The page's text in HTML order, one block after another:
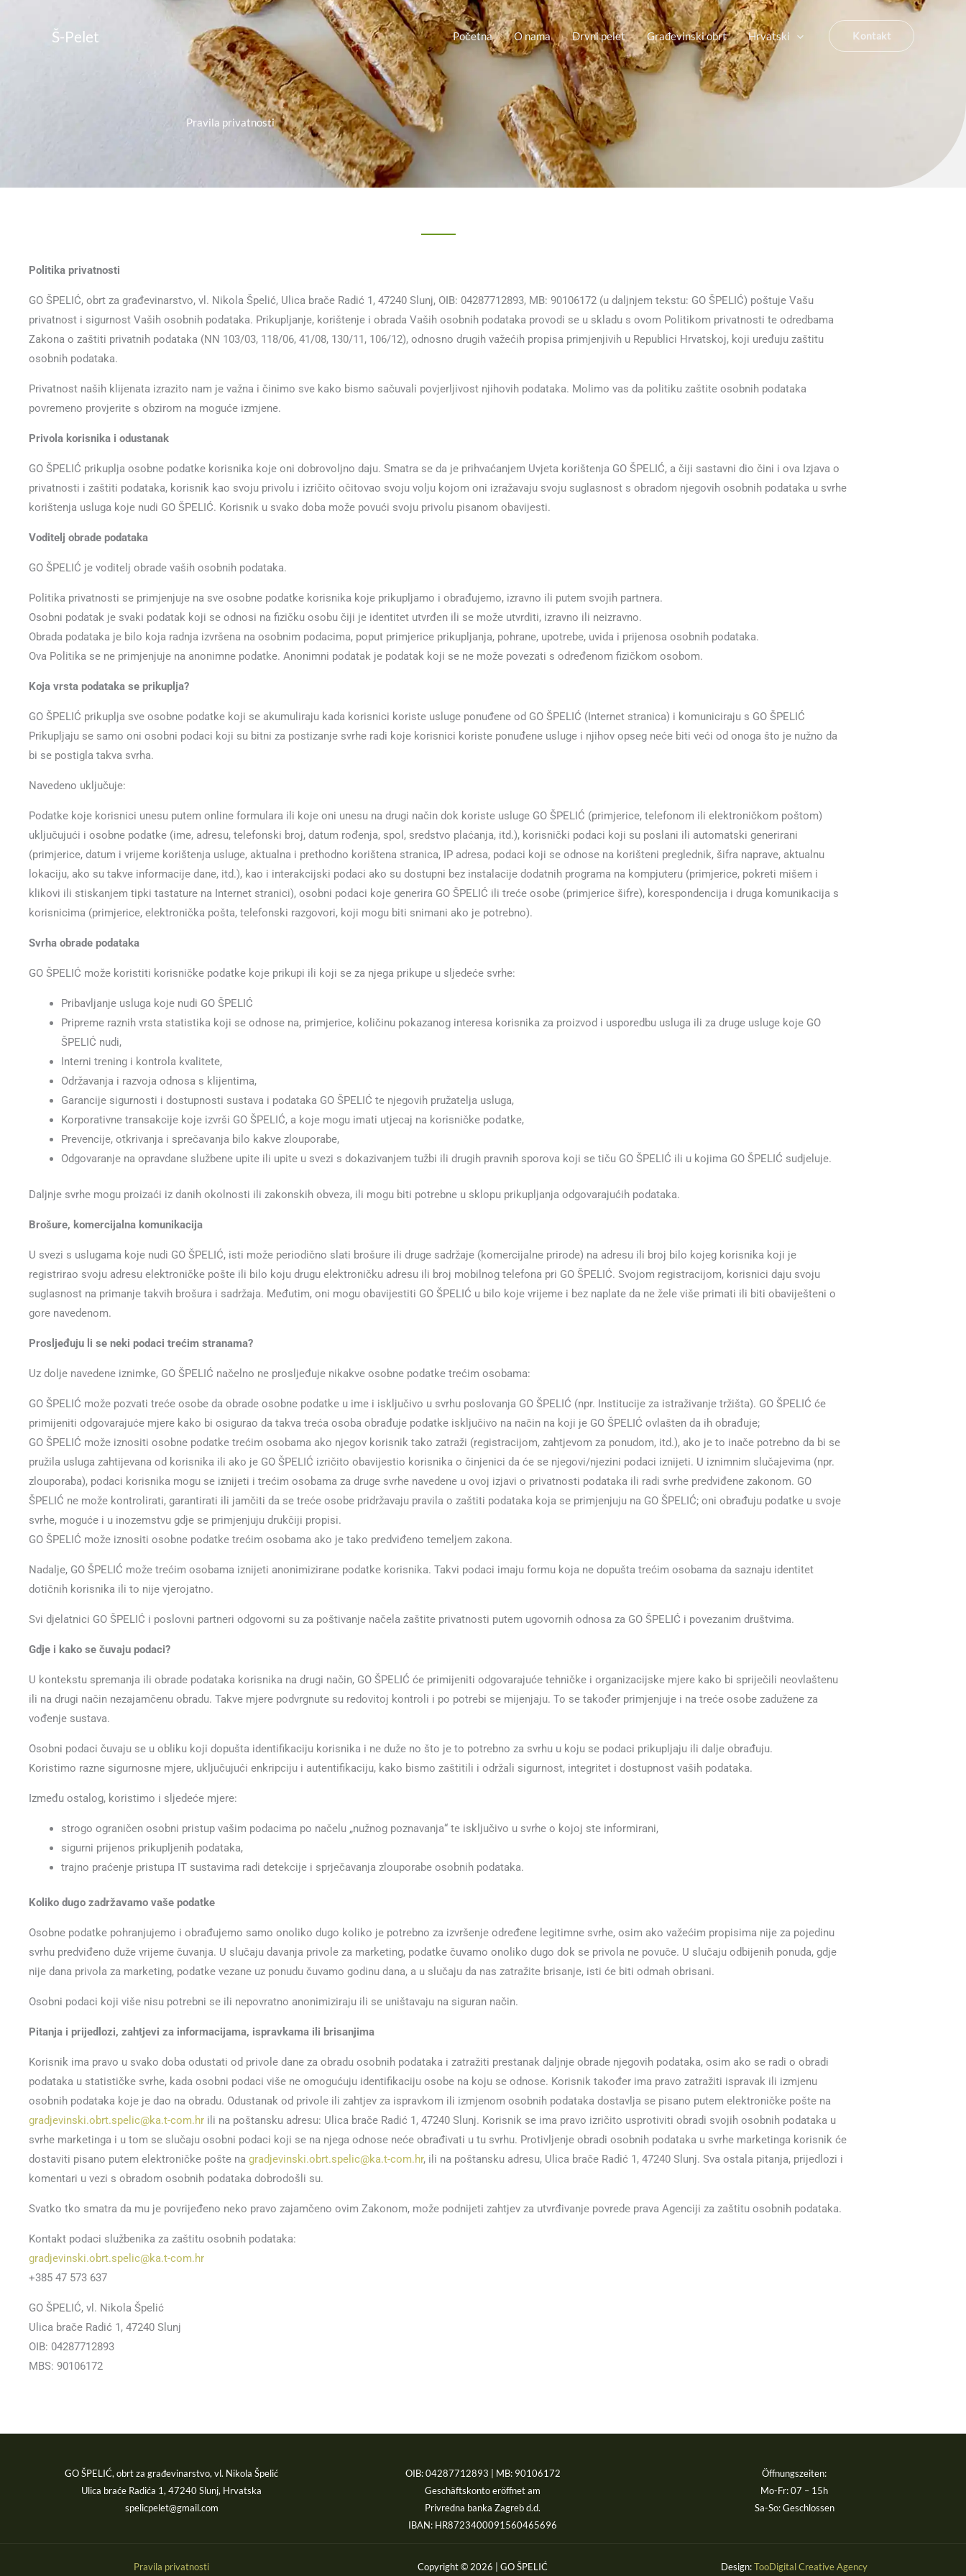
Š-Pelet Početna O nama Drvni pelet Građevinski obrt Hrvatski Kontakt
Pravila privatnosti
Politika privatnosti
GO ŠPELIĆ, obrt za građevinarstvo, vl. Nikola Špelić, Ulica brače Radić 1, 47240 Slunj, OIB: 04287712893, MB: 90106172 (u daljnjem tekstu: GO ŠPELIĆ) poštuje Vašu
privatnost i sigurnost Vaših osobnih podataka. Prikupljanje, korištenje i obrada Vaših osobnih podataka provodi se u skladu s ovom Politikom privatnosti te odredbama
Zakona o zaštiti privatnih podataka (NN 103/03, 118/06, 41/08, 130/11, 106/12), odnosno drugih važećih propisa primjenjivih u Republici Hrvatskoj, koji uređuju zaštitu
osobnih podataka.
Privatnost naših klijenata izrazito nam je važna i činimo sve kako bismo sačuvali povjerljivost njihovih podataka. Molimo vas da politiku zaštite osobnih podataka
povremeno provjerite s obzirom na moguće izmjene.
Privola korisnika i odustanak
GO ŠPELIĆ prikuplja osobne podatke korisnika koje oni dobrovoljno daju. Smatra se da je prihvaćanjem Uvjeta korištenja GO ŠPELIĆ, a čiji sastavni dio čini i ova Izjava o
privatnosti i zaštiti podataka, korisnik kao svoju privolu i izričito očitovao svoju volju kojom oni izražavaju svoju suglasnost s obradom njegovih osobnih podataka u svrhe
korištenja usluga koje nudi GO ŠPELIĆ. Korisnik u svako doba može povući svoju privolu pisanom obavijesti.
Voditelj obrade podataka
GO ŠPELIĆ je voditelj obrade vaših osobnih podataka.
Politika privatnosti se primjenjuje na sve osobne podatke korisnika koje prikupljamo i obrađujemo, izravno ili putem svojih partnera.
Osobni podatak je svaki podatak koji se odnosi na fizičku osobu čiji je identitet utvrđen ili se može utvrditi, izravno ili neizravno.
Obrada podataka je bilo koja radnja izvršena na osobnim podacima, poput primjerice prikupljanja, pohrane, upotrebe, uvida i prijenosa osobnih podataka.
Ova Politika se ne primjenjuje na anonimne podatke. Anonimni podatak je podatak koji se ne može povezati s određenom fizičkom osobom.
Koja vrsta podataka se prikuplja?
GO ŠPELIĆ prikuplja sve osobne podatke koji se akumuliraju kada korisnici koriste usluge ponuđene od GO ŠPELIĆ (Internet stranica) i komuniciraju s GO ŠPELIĆ
Prikupljaju se samo oni osobni podaci koji su bitni za postizanje svrhe radi koje korisnici koriste ponuđene usluge i njihov opseg neće biti veći od onoga što je nužno da
bi se postigla takva svrha.
Navedeno uključuje:
Podatke koje korisnici unesu putem online formulara ili koje oni unesu na drugi način dok koriste usluge GO ŠPELIĆ (primjerice, telefonom ili elektroničkom poštom)
uključujući i osobne podatke (ime, adresu, telefonski broj, datum rođenja, spol, sredstvo plaćanja, itd.), korisnički podaci koji su poslani ili automatski generirani
(primjerice, datum i vrijeme korištenja usluge, aktualna i prethodno korištena stranica, IP adresa, podaci koji se odnose na korišteni preglednik, šifra naprave, aktualnu
lokaciju, ako su takve informacije dane, itd.), kao i interakcijski podaci ako su dostupni bez instalacije dodatnih programa na kompjuteru (primjerice, pokreti mišem i
klikovi ili stiskanjem tipki tastature na Internet stranici), osobni podaci koje generira GO ŠPELIĆ ili treće osobe (primjerice šifre), korespondencija i druga komunikacija s
korisnicima (primjerice, elektronička pošta, telefonski razgovori, koji mogu biti snimani ako je potrebno).
Svrha obrade podataka
GO ŠPELIĆ može koristiti korisničke podatke koje prikupi ili koji se za njega prikupe u sljedeće svrhe:
Pribavljanje usluga koje nudi GO ŠPELIĆ
Pripreme raznih vrsta statistika koji se odnose na, primjerice, količinu pokazanog interesa korisnika za proizvod i usporedbu usluga ili za druge usluge koje GO
ŠPELIĆ nudi,
Interni trening i kontrola kvalitete,
Održavanja i razvoja odnosa s klijentima,
Garancije sigurnosti i dostupnosti sustava i podataka GO ŠPELIĆ te njegovih pružatelja usluga,
Korporativne transakcije koje izvrši GO ŠPELIĆ, a koje mogu imati utjecaj na korisničke podatke,
Prevencije, otkrivanja i sprečavanja bilo kakve zlouporabe,
Odgovaranje na opravdane službene upite ili upite u svezi s dokazivanjem tužbi ili drugih pravnih sporova koji se tiču GO ŠPELIĆ ili u kojima GO ŠPELIĆ sudjeluje.
Daljnje svrhe mogu proizaći iz danih okolnosti ili zakonskih obveza, ili mogu biti potrebne u sklopu prikupljanja odgovarajućih podataka.
Brošure, komercijalna komunikacija
U svezi s uslugama koje nudi GO ŠPELIĆ, isti može periodično slati brošure ili druge sadržaje (komercijalne prirode) na adresu ili broj bilo kojeg korisnika koji je
registrirao svoju adresu elektroničke pošte ili bilo koju drugu elektroničku adresu ili broj mobilnog telefona pri GO ŠPELIĆ. Svojom registracijom, korisnici daju svoju
suglasnost na primanje takvih brošura i sadržaja. Međutim, oni mogu obavijestiti GO ŠPELIĆ u bilo koje vrijeme i bez naplate da ne žele više primati ili biti obaviješteni o
gore navedenom.
Prosljeđuju li se neki podaci trećim stranama?
Uz dolje navedene iznimke, GO ŠPELIĆ načelno ne prosljeđuje nikakve osobne podatke trećim osobama:
GO ŠPELIĆ može pozvati treće osobe da obrade osobne podatke u ime i isključivo u svrhu poslovanja GO ŠPELIĆ (npr. Institucije za istraživanje tržišta). GO ŠPELIĆ će
primijeniti odgovarajuće mjere kako bi osigurao da takva treća osoba obrađuje podatke isključivo na način na koji je GO ŠPELIĆ ovlašten da ih obrađuje;
GO ŠPELIĆ može iznositi osobne podatke trećim osobama ako njegov korisnik tako zatraži (registracijom, zahtjevom za ponudom, itd.), ako je to inače potrebno da bi se
pružila usluga zahtijevana od korisnika ili ako je GO ŠPELIĆ izričito obavijestio korisnika o činjenici da će se njegovi/njezini podaci iznijeti. U iznimnim slučajevima (npr.
zlouporaba), podaci korisnika mogu se iznijeti i trećim osobama za druge svrhe navedene u ovoj izjavi o privatnosti podataka ili radi svrhe predviđene zakonom. GO
ŠPELIĆ ne može kontrolirati, garantirati ili jamčiti da se treće osobe pridržavaju pravila o zaštiti podataka koja se primjenjuju na GO ŠPELIĆ; oni obrađuju podatke u svoje
svrhe, moguće i u inozemstvu gdje se primjenjuju drukčiji propisi.
GO ŠPELIĆ može iznositi osobne podatke trećim osobama ako je tako predviđeno temeljem zakona.
Nadalje, GO ŠPELIĆ može trećim osobama iznijeti anonimizirane podatke korisnika. Takvi podaci imaju formu koja ne dopušta trećim osobama da saznaju identitet
dotičnih korisnika ili to nije vjerojatno.
Svi djelatnici GO ŠPELIĆ i poslovni partneri odgovorni su za poštivanje načela zaštite privatnosti putem ugovornih odnosa za GO ŠPELIĆ i povezanim društvima.
Gdje i kako se čuvaju podaci?
U kontekstu spremanja ili obrade podataka korisnika na drugi način, GO ŠPELIĆ će primijeniti odgovarajuće tehničke i organizacijske mjere kako bi spriječili neovlaštenu
ili na drugi način nezajamčenu obradu. Takve mjere podvrgnute su redovitoj kontroli i po potrebi se mijenjaju. To se također primjenjuje i na treće osobe zadužene za
vođenje sustava.
Osobni podaci čuvaju se u obliku koji dopušta identifikaciju korisnika i ne duže no što je to potrebno za svrhu u koju se podaci prikupljaju ili dalje obrađuju.
Koristimo razne sigurnosne mjere, uključujući enkripciju i autentifikaciju, kako bismo zaštitili i održali sigurnost, integritet i dostupnost vaših podataka.
Između ostalog, koristimo i sljedeće mjere:
strogo ograničen osobni pristup vašim podacima po načelu „nužnog poznavanja“ te isključivo u svrhe o kojoj ste informirani,
sigurni prijenos prikupljenih podataka,
trajno praćenje pristupa IT sustavima radi detekcije i sprječavanja zlouporabe osobnih podataka.
Koliko dugo zadržavamo vaše podatke
Osobne podatke pohranjujemo i obrađujemo samo onoliko dugo koliko je potrebno za izvršenje određene legitimne svrhe, osim ako važećim propisima nije za pojedinu
svrhu predviđeno duže vrijeme čuvanja. U slučaju davanja privole za marketing, podatke čuvamo onoliko dugo dok se privola ne povuče. U slučaju odbijenih ponuda, gdje
nije dana privola za marketing, podatke vezane uz ponudu čuvamo godinu dana, a u slučaju da nas zatražite brisanje, isti će biti odmah obrisani.
Osobni podaci koji više nisu potrebni se ili nepovratno anonimiziraju ili se uništavaju na siguran način.
Pitanja i prijedlozi, zahtjevi za informacijama, ispravkama ili brisanjima
Korisnik ima pravo u svako doba odustati od privole dane za obradu osobnih podataka i zatražiti prestanak daljnje obrade njegovih podataka, osim ako se radi o obradi
podataka u statističke svrhe, kada osobni podaci više ne omogućuju identifikaciju osobe na koju se odnose. Korisnik također ima pravo zatražiti ispravak ili izmjenu
osobnih podataka koje je dao na obradu. Odustanak od privole ili zahtjev za ispravkom ili izmjenom osobnih podataka dostavlja se pisano putem elektroničke pošte na
gradjevinski.obrt.spelic@ka.t-com.hr ili na poštansku adresu: Ulica brače Radić 1, 47240 Slunj. Korisnik se ima pravo izričito usprotiviti obradi svojih osobnih podataka u
svrhe marketinga i u tom se slučaju osobni podaci koji se na njega odnose neće obrađivati u tu svrhu. Protivljenje obradi osobnih podataka u svrhe marketinga korisnik će
dostaviti pisano putem elektroničke pošte na gradjevinski.obrt.spelic@ka.t-com.hr, ili na poštansku adresu, Ulica brače Radić 1, 47240 Slunj. Sva ostala pitanja, prijedlozi i
komentari u vezi s obradom osobnih podataka dobrodošli su.
Svatko tko smatra da mu je povrijeđeno neko pravo zajamčeno ovim Zakonom, može podnijeti zahtjev za utvrđivanje povrede prava Agenciji za zaštitu osobnih podataka.
Kontakt podaci službenika za zaštitu osobnih podataka:
gradjevinski.obrt.spelic@ka.t-com.hr
+385 47 573 637
GO ŠPELIĆ, vl. Nikola Špelić
Ulica brače Radić 1, 47240 Slunj
OIB: 04287712893
MBS: 90106172
GO ŠPELIĆ, obrt za građevinarstvo, vl. Nikola Špelić
Ulica braće Radića 1, 47240 Slunj, Hrvatska
spelicpelet@gmail.com
OIB: 04287712893 | MB: 90106172
Geschäftskonto eröffnet am
Privredna banka Zagreb d.d.
IBAN: HR8723400091560465696
Öffnungszeiten:
Mo-Fr: 07 – 15h
Sa-So: Geschlossen
Pravila privatnosti Copyright © 2026 | GO ŠPELIĆ Design:TooDigital Creative Agency